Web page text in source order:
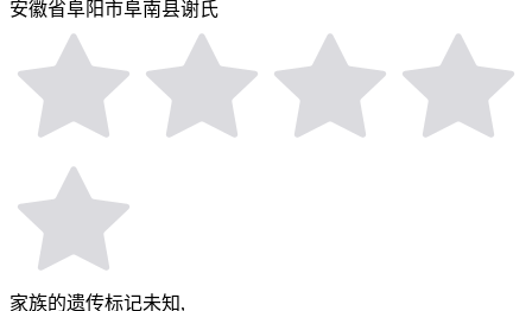
安徽省阜阳市阜南县谢氏
家族的遗传标记未知,